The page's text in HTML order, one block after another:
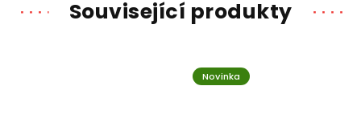
Související produkty
Novinka